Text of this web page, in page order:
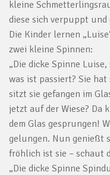
kleine
diese sich verpuppt
Die Kinder lernen
zwei kleine Spinnen:
„Die dicke Spinne
was ist passiert? Sie
sitzt sie gefangen im
jetzt auf der Wiese? Da
dem Glas gesprungen!
gelungen. Nun genießt
fröhlich ist sie – schaut
„Die dicke Spinne